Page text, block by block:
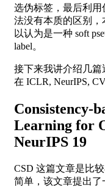
选伪标签，最后利
法没有本质的区别
以认为是一种 soft
label。
接下来我讲介绍几
在 ICLR, NeurIPS,
Consistency-
Learning for
NeurIPS 19
CSD 这篇文章是比
简单，该文章提出了